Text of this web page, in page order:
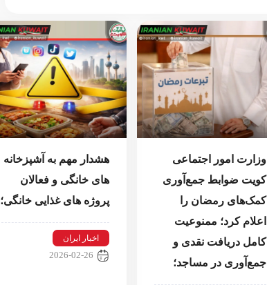
وزارت امور اجتماعی
کویت ضوابط جمع‌آوری
کمک‌های رمضان را
اعلام کرد؛ ممنوعیت
کامل دریافت نقدی و
جمع‌آوری در مساجد؛
هشدار مهم به آشپزخانه
های خانگی و فعالان
پروژه های غذایی خانگی؛
اخبار ایران
2026-02-26